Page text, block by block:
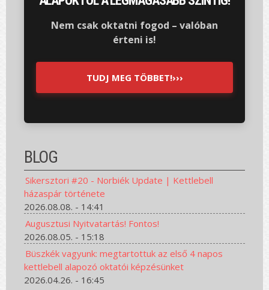
Nem csak oktatni fogod – valóban
érteni is!
TUDJ MEG TÖBBET!›››
BLOG
Sikersztori #20 - Norbiék Update | Kettlebell
házaspár története
2026.08.08. - 14:41
Augusztusi Nyitvatartás! Fontos!
2026.08.05. - 15:18
Büszkék vagyunk: megtartottuk az első 4 napos
kettlebell alapozó oktatói képzésünket
2026.04.26. - 16:45